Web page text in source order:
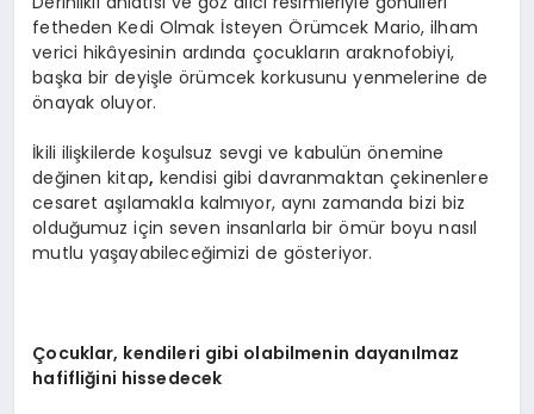
fetheden Kedi Olmak İsteyen Örümcek Mario, ilham
verici hikâyesinin ardında çocukların araknofobiyi,
başka bir deyişle örümcek korkusunu yenmelerine de
önayak oluyor.
İkili ilişkilerde koşulsuz sevgi ve kabulün önemine
değinen kitap, kendisi gibi davranmaktan çekinenlere
cesaret aşılamakla kalmıyor, aynı zamanda bizi biz
olduğumuz için seven insanlarla bir ömür boyu nasıl
mutlu yaşayabileceğimizi de gösteriyor.
Çocuklar, kendileri gibi olabilmenin dayanılmaz
hafifliğini hissedecek